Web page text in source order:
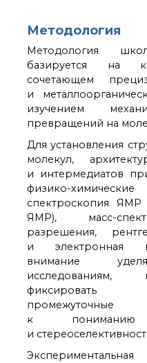
Методология
Методология
базируется на
сочетающем
и
изучением
превращений на
Для установления
молекул,
и интермедиатов
физико-
спектроскопия ЯМР
ЯМР), масс-
разрешения,
и электронная
внимание
исследованиям,
фиксировать
промежуточные
к
и